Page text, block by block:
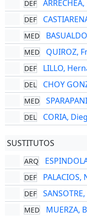
DEF
DEF
MED
MED QUIROZ,
DEF LILLO,
DEL CHOY
MED
DEL CORIA,
SUSTITUTOS
ARQ
DEF PALACIOS,
DEF
MED MUERZA,